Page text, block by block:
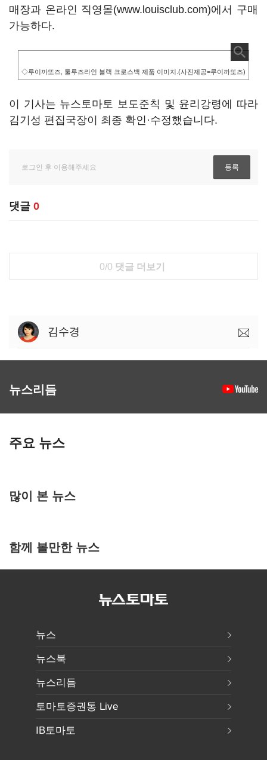
매장과 온라인 직영몰(www.louisclub.com)에서 구매
가능하다.
◇루이까또즈, 툴루즈라인 블랙 크로스백 제품 이미지.(사진제공=루이까또즈)
이 기사는 뉴스토마토 보도준칙 및 윤리강령에 따라
김기성 편집국장이 최종 확인·수정했습니다.
댓글 0
0/0 댓글 더보기
김수경
뉴스리듬
주요 뉴스
많이 본 뉴스
함께 볼만한 뉴스
뉴스
뉴스북
뉴스리듬
토마토증권통 Live
IB토마토